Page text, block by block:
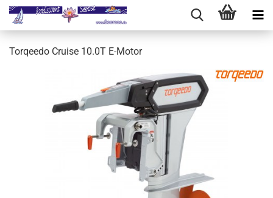
Torqeedo Cruise 10.0T E-Motor